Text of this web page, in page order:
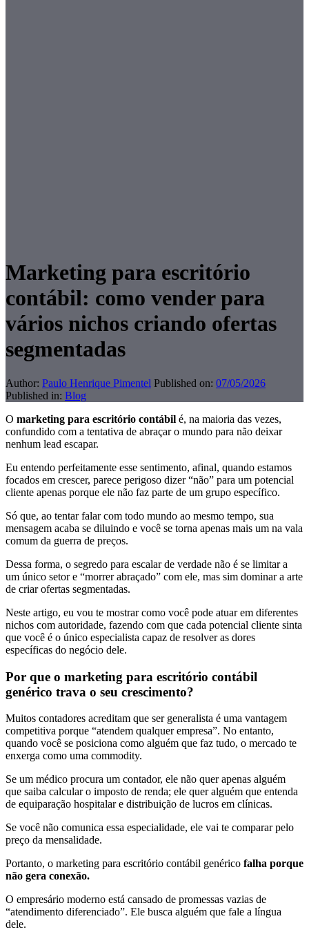
Marketing para escritório
contábil: como vender para
vários nichos criando ofertas
segmentadas
Author: Paulo Henrique Pimentel Published on: 07/05/2026
Published in: Blog
O marketing para escritório contábil é, na maioria das vezes,
confundido com a tentativa de abraçar o mundo para não deixar
nenhum lead escapar.
Eu entendo perfeitamente esse sentimento, afinal, quando estamos
focados em crescer, parece perigoso dizer “não” para um potencial
cliente apenas porque ele não faz parte de um grupo específico.
Só que, ao tentar falar com todo mundo ao mesmo tempo, sua
mensagem acaba se diluindo e você se torna apenas mais um na vala
comum da guerra de preços.
Dessa forma, o segredo para escalar de verdade não é se limitar a
um único setor e “morrer abraçado” com ele, mas sim dominar a arte
de criar ofertas segmentadas.
Neste artigo, eu vou te mostrar como você pode atuar em diferentes
nichos com autoridade, fazendo com que cada potencial cliente sinta
que você é o único especialista capaz de resolver as dores
específicas do negócio dele.
Por que o marketing para escritório contábil
genérico trava o seu crescimento?
Muitos contadores acreditam que ser generalista é uma vantagem
competitiva porque “atendem qualquer empresa”. No entanto,
quando você se posiciona como alguém que faz tudo, o mercado te
enxerga como uma commodity.
Se um médico procura um contador, ele não quer apenas alguém
que saiba calcular o imposto de renda; ele quer alguém que entenda
de equiparação hospitalar e distribuição de lucros em clínicas.
Se você não comunica essa especialidade, ele vai te comparar pelo
preço da mensalidade.
Portanto, o marketing para escritório contábil genérico falha porque
não gera conexão.
O empresário moderno está cansado de promessas vazias de
“atendimento diferenciado”. Ele busca alguém que fale a língua
dele.